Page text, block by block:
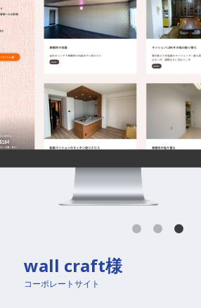
wall craft様
コーポレートサイト